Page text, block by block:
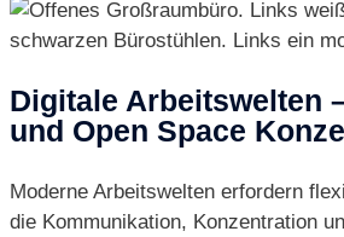
Digitale Arbeitswelten
und Open Space
Moderne Arbeitswelten erfordern
die Kommunikation, Konzentration